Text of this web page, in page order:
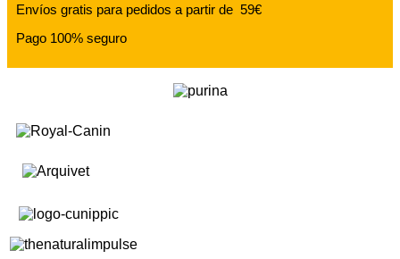
Envíos gratis para pedidos a partir de 59€
Pago 100% seguro